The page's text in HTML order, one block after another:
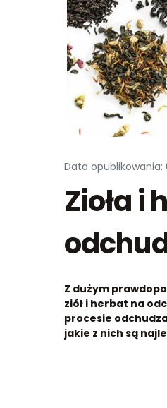
Data
Zioła
Z dużym
ziół i herbat na
procesie
jakie z nich są